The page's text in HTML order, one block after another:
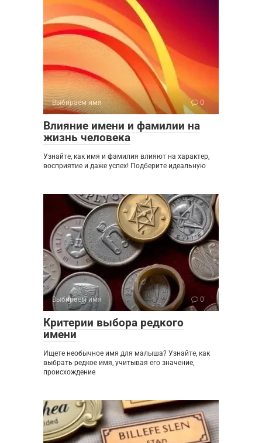
Выбираем имя 0
Влияние имени и фамилии на
жизнь человека
Узнайте, как имя и фамилия влияют на характер,
восприятие и даже успех! Подберите идеальную
Выбираем имя 0
Критерии выбора редкого
имени
Ищете необычное имя для малыша? Узнайте, как
выбрать редкое имя, учитывая его значение,
происхождение